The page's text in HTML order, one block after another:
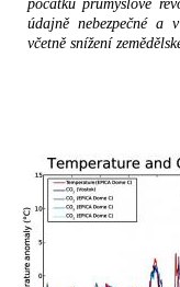
počátku průmyslové
údajně nebezpečné a
včetně snížení